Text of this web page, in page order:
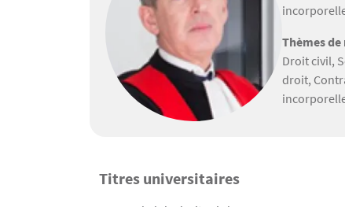
Thèmes de
Droit civil,
droit,
Texte
Titres universitaires